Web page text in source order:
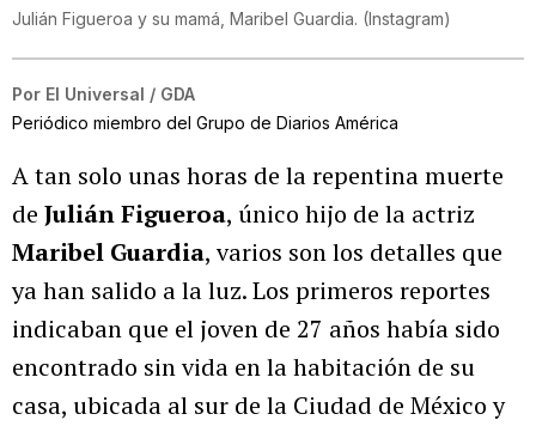
Julián Figueroa y su mamá, Maribel Guardia. (Instagram)
Por El Universal / GDA
Periódico miembro del Grupo de Diarios América
A tan solo unas horas de la repentina muerte
de Julián Figueroa, único hijo de la actriz
Maribel Guardia, varios son los detalles que
ya han salido a la luz. Los primeros reportes
indicaban que el joven de 27 años había sido
encontrado sin vida en la habitación de su
casa, ubicada al sur de la Ciudad de México y